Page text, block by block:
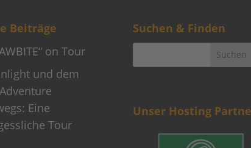
Beiträge
on Tour
und dem
Eine
Tour
Suchen & Finden
Unser Hosting